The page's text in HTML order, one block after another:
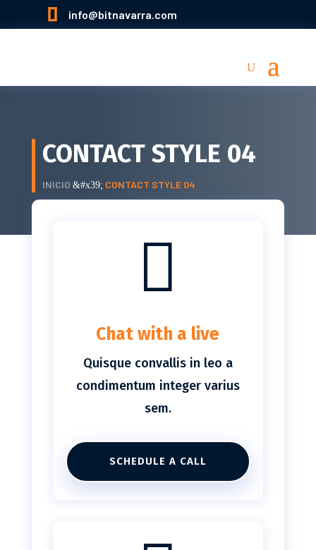
 info@bitnavarra.com
CONTACT STYLE 04
INICIO &#x39; CONTACT STYLE 04

Chat with a live
Quisque convallis in leo a
condimentum integer varius
sem.
SCHEDULE A CALL